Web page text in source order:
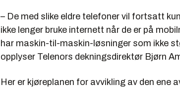
– De med slike eldre telefoner vil fortsatt
ikke lenger bruke internett når de er på
har maskin-til-maskin-løsninger som ikke
opplyser Telenors dekningsdirektør Bjørn
Her er kjøreplanen for avvikling av den ene